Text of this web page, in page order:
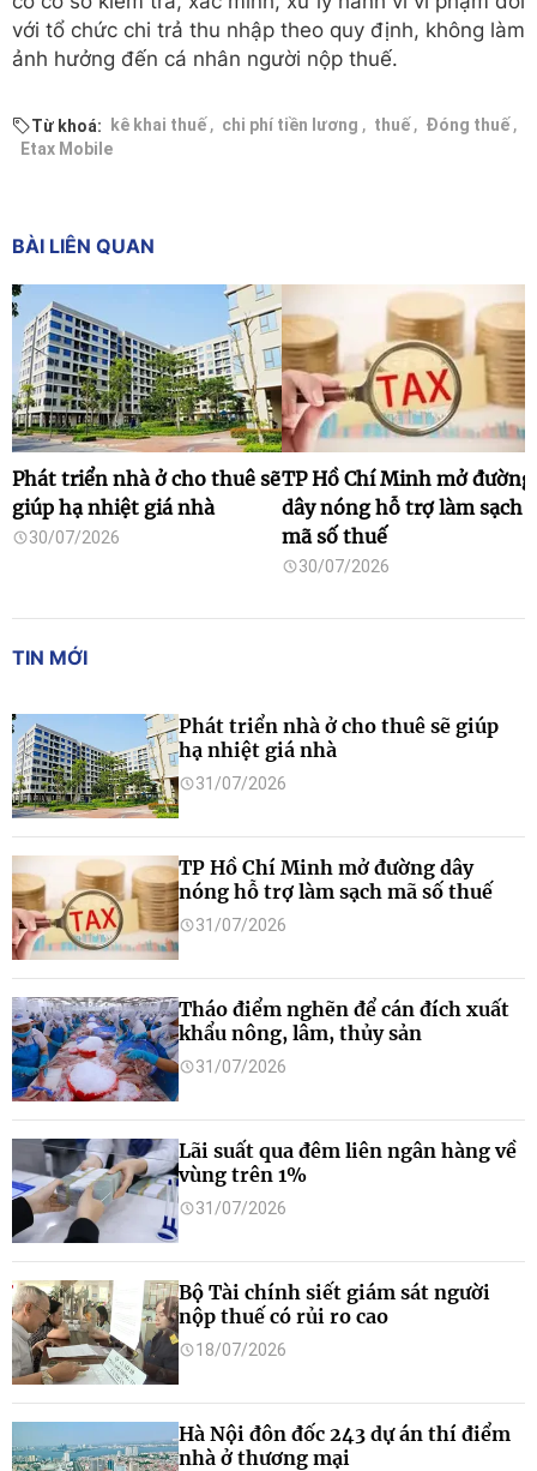
với tổ chức chi trả thu nhập theo quy định, không làm
ảnh hưởng đến cá nhân người nộp thuế.
Từ khoá: kê khai thuế , chi phí tiền lương , thuế , Đóng thuế ,
Etax Mobile
BÀI LIÊN QUAN
Phát triển nhà ở cho thuê sẽ
giúp hạ nhiệt giá nhà
30/07/2026
TP Hồ Chí Minh mở đường
dây nóng hỗ trợ làm sạch
mã số thuế
30/07/2026
TIN MỚI
Phát triển nhà ở cho thuê sẽ giúp
hạ nhiệt giá nhà
31/07/2026
TP Hồ Chí Minh mở đường dây
nóng hỗ trợ làm sạch mã số thuế
31/07/2026
Tháo điểm nghẽn để cán đích xuất
khẩu nông, lâm, thủy sản
31/07/2026
Lãi suất qua đêm liên ngân hàng về
vùng trên 1%
31/07/2026
Bộ Tài chính siết giám sát người
nộp thuế có rủi ro cao
18/07/2026
Hà Nội đôn đốc 243 dự án thí điểm
nhà ở thương mại